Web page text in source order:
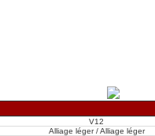
V12
Alliage léger / Alliage léger